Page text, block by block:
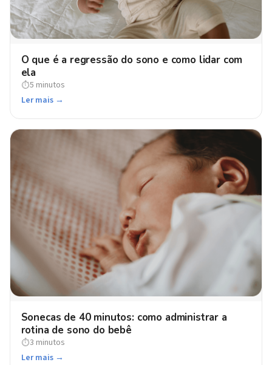
O que é a regressão do sono e como lidar com
ela
⏱5 minutos
Ler mais →
Sonecas de 40 minutos: como administrar a
rotina de sono do bebê
⏱3 minutos
Ler mais →